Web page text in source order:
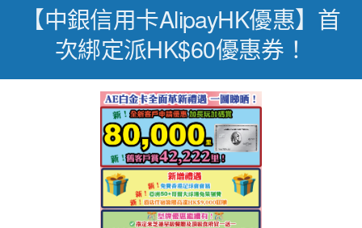
【中銀信用卡AlipayHK優惠】首
次綁定派HK$60優惠券！